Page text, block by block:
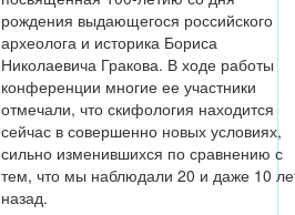
рождения выдающегося россий­ского
археолога и историка Бориса
Николаевича Гракова. В ходе работы
конференции многие ее участники
отмечали, что скифология находится
сейчас в совершенно новых условиях,
сильно изменившихся по сравнению с
тем, что мы наблюдали 20 и даже 10
назад.